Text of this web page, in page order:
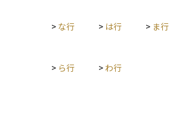
が、コストを把握するうえで役立ちます。
> な行 > は行 > ま行
> ら行 > わ行